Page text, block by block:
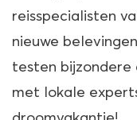
reisspecialisten
nieuwe
testen bijzondere
met lokale